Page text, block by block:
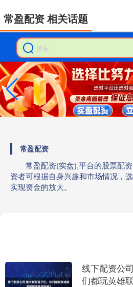
常盈配资
常盈配资(实盘),平台的股票配
资者可根据自身兴趣和市场情况，
实现资金的放大。
常盈配资 相关话题
线下配资公
们都玩英雄